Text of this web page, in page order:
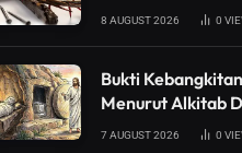
8 AUGUST 2026 0
Bukti
Menurut Alkitab
7 AUGUST 2026 0